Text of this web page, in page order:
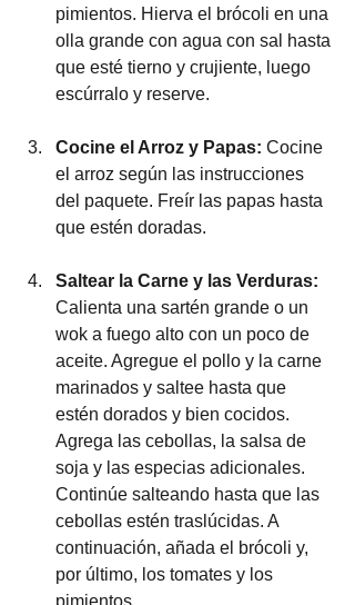
pimientos. Hierva el brócoli en una
olla grande con agua con sal hasta
que esté tierno y crujiente, luego
escúrralo y reserve.
Cocine el Arroz y Papas: Cocine
el arroz según las instrucciones
del paquete. Freír las papas hasta
que estén doradas.
Saltear la Carne y las Verduras:
Calienta una sartén grande o un
wok a fuego alto con un poco de
aceite. Agregue el pollo y la carne
marinados y saltee hasta que
estén dorados y bien cocidos.
Agrega las cebollas, la salsa de
soja y las especias adicionales.
Continúe salteando hasta que las
cebollas estén traslúcidas. A
continuación, añada el brócoli y,
por último, los tomates y los
pimientos.